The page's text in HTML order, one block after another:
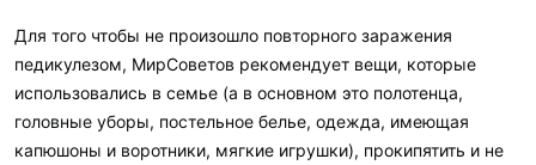
Для того чтобы не произошло повторного заражения
педикулезом, МирСоветов рекомендует вещи, которые
использовались в семье (а в основном это полотенца,
головные уборы, постельное белье, одежда, имеющая
капюшоны и воротники, мягкие игрушки), прокипятить и не